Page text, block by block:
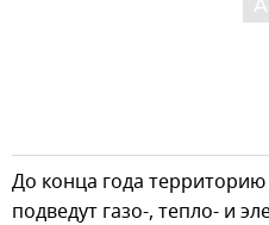
До конца года
подведут газо-, тепло- и